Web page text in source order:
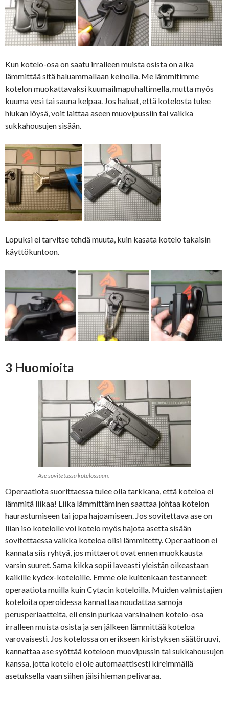
Kun kotelo-osa on saatu irralleen muista osista on aika
lämmittää sitä haluammallaan keinolla. Me lämmitimme
kotelon muokattavaksi kuumailmapuhaltimella, mutta myös
kuuma vesi tai sauna kelpaa. Jos haluat, että kotelosta tulee
hiukan löysä, voit laittaa aseen muovipussiin tai vaikka
sukkahousujen sisään.
Lopuksi ei tarvitse tehdä muuta, kuin kasata kotelo takaisin
käyttökuntoon.
3 Huomioita
Ase sovitetussa kotelossaan.
Operaatiota suorittaessa tulee olla tarkkana, että koteloa ei
lämmitä liikaa! Liika lämmittäminen saattaa johtaa kotelon
haurastumiseen tai jopa hajoamiseen. Jos sovitettava ase on
liian iso kotelolle voi kotelo myös hajota asetta sisään
sovitettaessa vaikka koteloa olisi lämmitetty. Operaatioon ei
kannata siis ryhtyä, jos mittaerot ovat ennen muokkausta
varsin suuret. Sama kikka sopii laveasti yleistän oikeastaan
kaikille kydex-koteloille. Emme ole kuitenkaan testanneet
operaatiota muilla kuin Cytacin koteloilla. Muiden valmistajien
koteloita operoidessa kannattaa noudattaa samoja
perusperiaatteita, eli ensin purkaa varsinainen kotelo-osa
irralleen muista osista ja sen jälkeen lämmittää koteloa
varovaisesti. Jos kotelossa on erikseen kiristyksen säätöruuvi,
kannattaa ase syöttää koteloon muovipussin tai sukkahousujen
kanssa, jotta kotelo ei ole automaattisesti kireimmällä
asetuksella vaan siihen jäisi hieman pelivaraa.